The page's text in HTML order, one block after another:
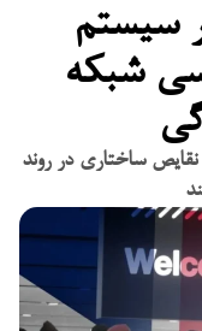
سیستم
شبکه
ساختاری در روند